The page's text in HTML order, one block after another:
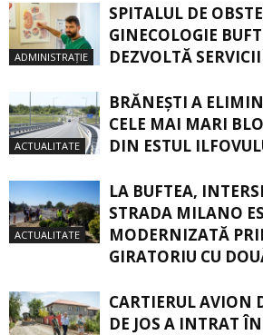
ADMINISTRAȚIE
SPITALUL DE
GINECOLOGIE
DEZVOLTĂ
ACTUALITATE
BRĂNEȘTI A
CELE MAI MARI
DIN ESTUL
ACTUALITATE
LA BUFTEA,
STRADA MILANO
MODERNIZATĂ
GIRATORIU CU
CARTIERUL AVION
DE JOS A INTRAT